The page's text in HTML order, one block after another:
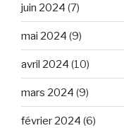
juin 2024 (7)
mai 2024 (9)
avril 2024 (10)
mars 2024 (9)
février 2024 (6)